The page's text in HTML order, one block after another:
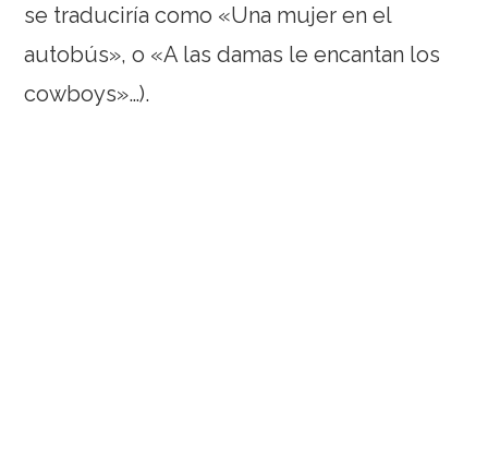
se traduciría como «Una mujer en el
autobús», o «A las damas le encantan los
cowboys»…).